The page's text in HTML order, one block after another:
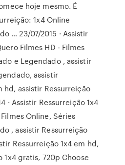
hoje mesmo. É
1x4 Online
… 23/07/2015 · Assistir
Filmes HD - Filmes
e Legendado , assistir
assistir
hd, assistir Ressurreição
· Assistir Ressurreição 1x4
Online, Séries
, assistir Ressurreição
Ressurreição 1x4 em hd,
1x4 gratis, 720p Choose